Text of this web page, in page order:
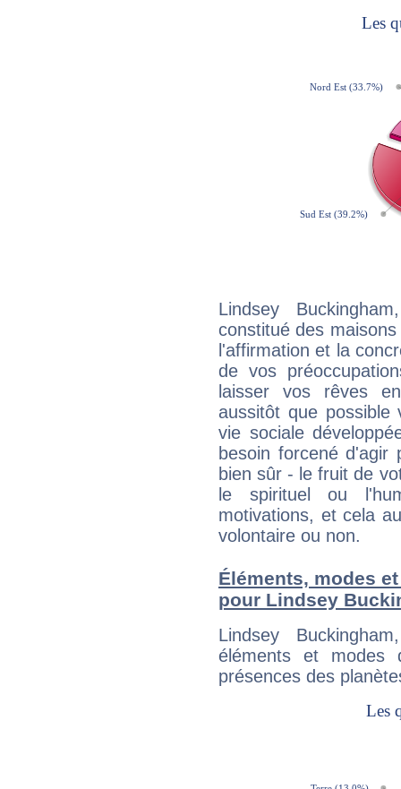
Lindsey
constitué des
l'affirmation et la
de vos
laisser vos rêves
aussitôt que
vie sociale
besoin forcené
bien sûr - le fruit de
le spirituel ou
motivations, et cela
volontaire ou non.
Éléments, modes
pour Lindsey
Lindsey
éléments et modes
présences des